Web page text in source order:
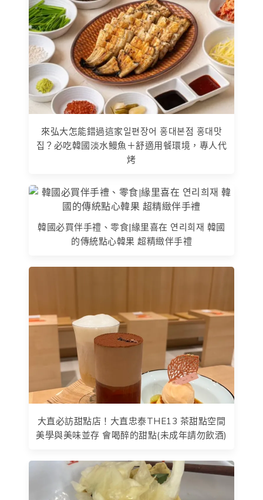
來弘大怎能錯過這家일편장어 홍대본점 홍대맛
집？必吃韓國淡水鰻魚＋舒適用餐環境，專人代
烤
韓國必買伴手禮、零食|緣里喜在 연리희재 韓國
的傳統點心韓果 超精緻伴手禮
大直必訪甜點店！大直忠泰THE13 茶甜點空間
美學與美味並存 會喝醉的甜點(未成年請勿飲酒)